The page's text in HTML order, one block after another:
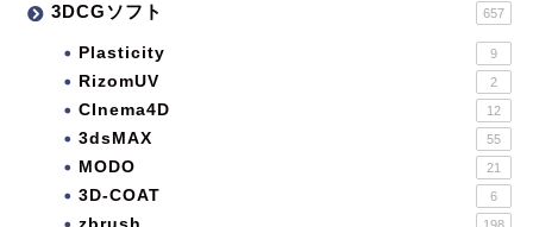
3DCGソフト 657
Plasticity 9
RizomUV 2
CInema4D 12
3dsMAX 55
MODO 21
3D-COAT 6